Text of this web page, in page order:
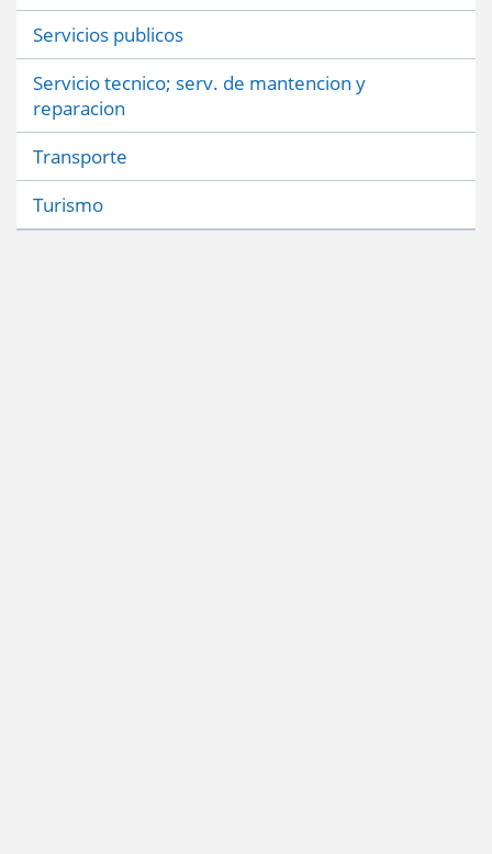
Servicios publicos
Servicio tecnico; serv. de mantencion y
reparacion
Transporte
Turismo